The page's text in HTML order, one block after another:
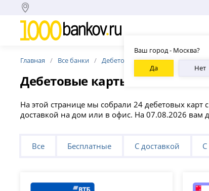
Ваш город - Москва?
Да
Нет
Главная Все банки Дебетовые карты C
Дебетовые карты с
На этой странице мы собрали 24 дебетовых
доставкой на дом или в офис. На 07.08.2026 вам
Все Бесплатные С доставкой С